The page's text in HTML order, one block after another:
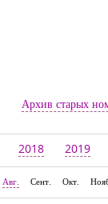
Архив старых
2018 2019
Авг. Сент. Окт.